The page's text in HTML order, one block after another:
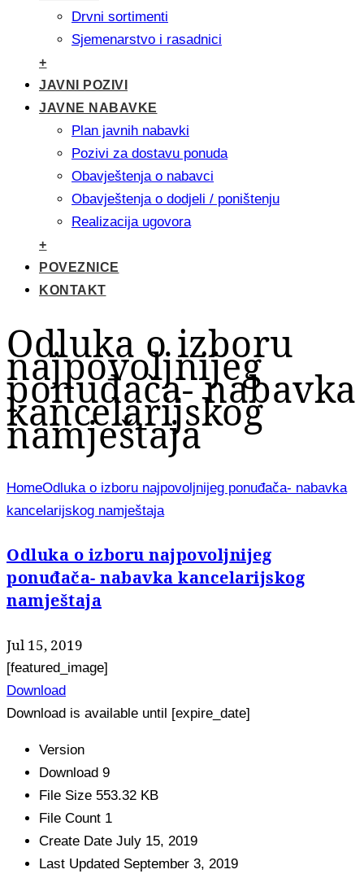
Drvni sortimenti
Sjemenarstvo i rasadnici
+
JAVNI POZIVI
JAVNE NABAVKE
Plan javnih nabavki
Pozivi za dostavu ponuda
Obavještenja o nabavci
Obavještenja o dodjeli / poništenju
Realizacija ugovora
+
POVEZNICE
KONTAKT
Odluka o izboru
najpovoljnijeg
ponuđača- nabavka
kancelarijskog
namještaja
HomeOdluka o izboru najpovoljnijeg ponuđača- nabavka
kancelarijskog namještaja
Odluka o izboru najpovoljnijeg
ponuđača- nabavka kancelarijskog
namještaja
Jul 15, 2019
[featured_image]
Download
Download is available until [expire_date]
Version
Download 9
File Size 553.32 KB
File Count 1
Create Date July 15, 2019
Last Updated September 3, 2019